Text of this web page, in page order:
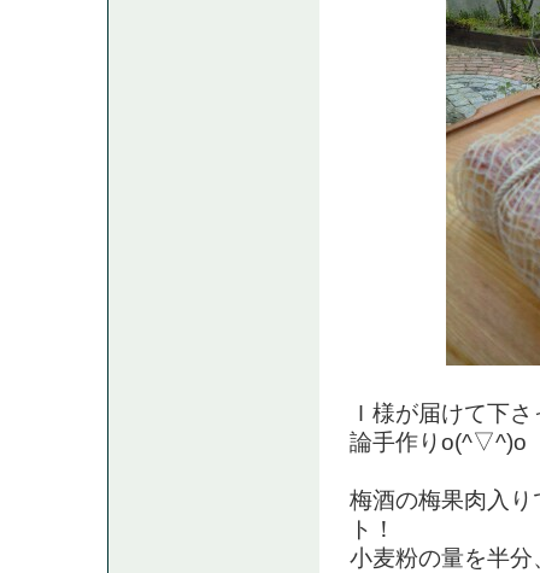
Ｉ様が届けて下
論手作りo(^▽^)o
梅酒の梅果肉入
ト！
小麦粉の量を半